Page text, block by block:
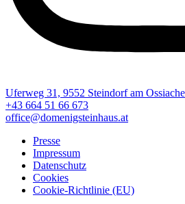
Uferweg 31, 9552 Steindorf am
+43 664 51 66 673
office@domenigsteinhaus.at
Presse
Impressum
Datenschutz
Cookies
Cookie-Richtlinie (EU)